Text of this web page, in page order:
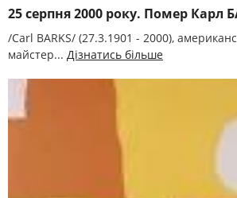
25 серпня 2000 року. Помер Карл
/Carl BARKS/ (27.3.1901 - 2000),
майстер... Дізнатись більше